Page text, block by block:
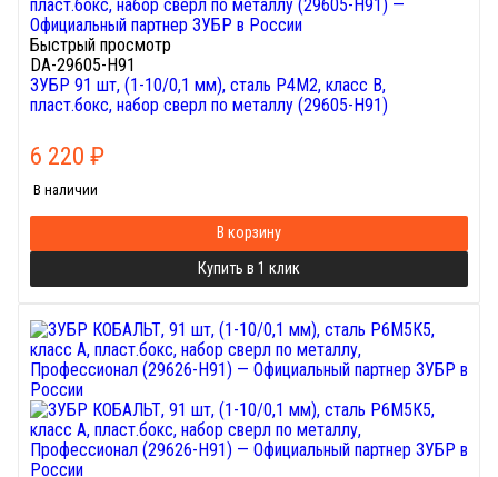
Быстрый просмотр
DA-29605-H91
ЗУБР 91 шт, (1-10/0,1 мм), сталь Р4М2, класс В,
пласт.бокс, набор сверл по металлу (29605-H91)
6 220 ₽
В наличии
В корзину
Купить в 1 клик